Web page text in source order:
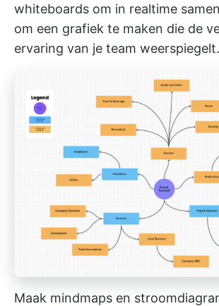
whiteboards om in realtime
om een grafiek te maken die de
ervaring van je team weerspiegelt.
Maak mindmaps en